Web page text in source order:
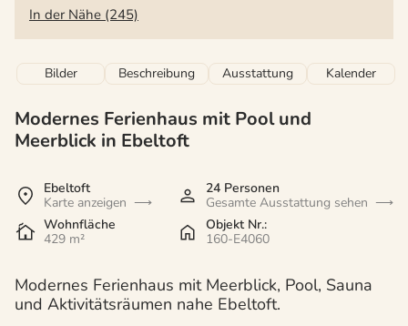
In der Nähe (245)
Bilder Beschreibung Ausstattung Kalender
Modernes Ferienhaus mit Pool und
Meerblick in Ebeltoft
Ebeltoft
Karte anzeigen
24 Personen
Gesamte Ausstattung sehen
Wohnfläche
429 m²
Objekt Nr.:
160-E4060
Modernes Ferienhaus mit Meerblick, Pool, Sauna
und Aktivitätsräumen nahe Ebeltoft.